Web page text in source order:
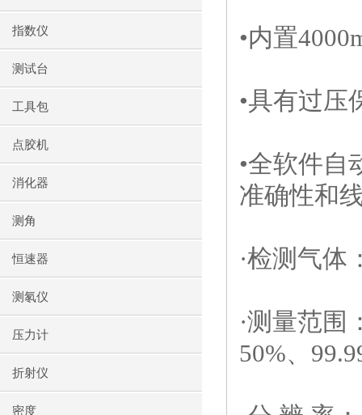
指数仪
测试台
工具包
点胶机
消化器
测角
恒速器
测氡仪
压力计
折射仪
密度
•内置
•具有过压
•全软件自
准确性和
·检测气体
·测量范围
50%、